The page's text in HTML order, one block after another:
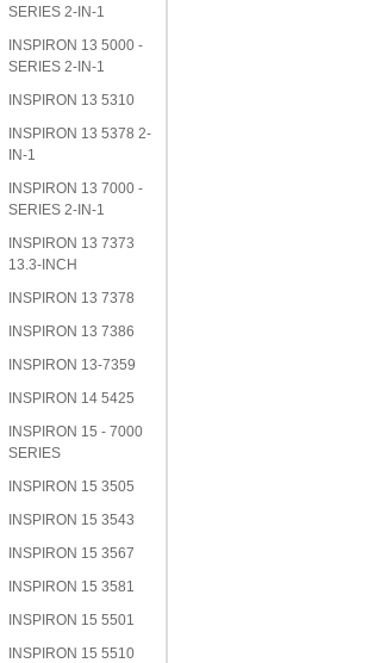
SERIES 2-IN-1
INSPIRON 13 5000 -
SERIES 2-IN-1
INSPIRON 13 5310
INSPIRON 13 5378 2-
IN-1
INSPIRON 13 7000 -
SERIES 2-IN-1
INSPIRON 13 7373
13.3-INCH
INSPIRON 13 7378
INSPIRON 13 7386
INSPIRON 13-7359
INSPIRON 14 5425
INSPIRON 15 - 7000
SERIES
INSPIRON 15 3505
INSPIRON 15 3543
INSPIRON 15 3567
INSPIRON 15 3581
INSPIRON 15 5501
INSPIRON 15 5510